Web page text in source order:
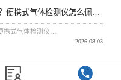
挂腰间 or 别胸口？便携式气体检测仪怎么佩戴更安全？
2026-08-03